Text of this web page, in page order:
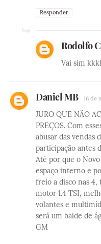
Responder
Rodolfo
Vai sim
Daniel MB 16 de
JURO QUE NÃO
PREÇOS. Com
abusar das vendas
participação antes
Até por que o
espaço interno e
freio a disco nas 4,
motor 1.4 TSI,
volantes e
será um balde de
GM